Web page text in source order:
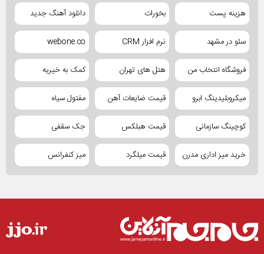
هزینه پست بخورات دانلود آهنگ جدید
سئو در مشهد نرم افزار CRM webone.co
فروشگاه انتخاب من هتل های تهران کمک به خیریه
میکروبلیدینگ ابرو قیمت ضایعات آهن مفتول سیاه
کوچینگ سازمانی قیمت هبلکس جک سقفی
خرید میز اداری مدرن قیمت میلگرد میز کنفرانس